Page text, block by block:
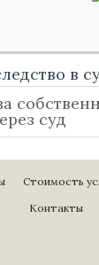
в
суд
Стоимость
Контакты